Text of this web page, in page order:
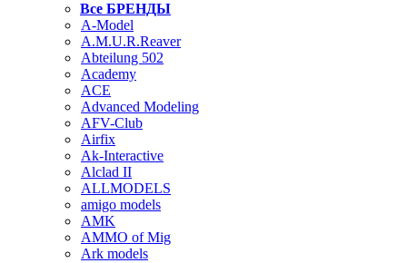
Все БРЕНДЫ
A-Model
A.M.U.R.Reaver
Abteilung 502
Academy
ACE
Advanced Modeling
AFV-Club
Airfix
Ak-Interactive
Alclad II
ALLMODELS
amigo models
AMK
AMMO of Mig
Ark models